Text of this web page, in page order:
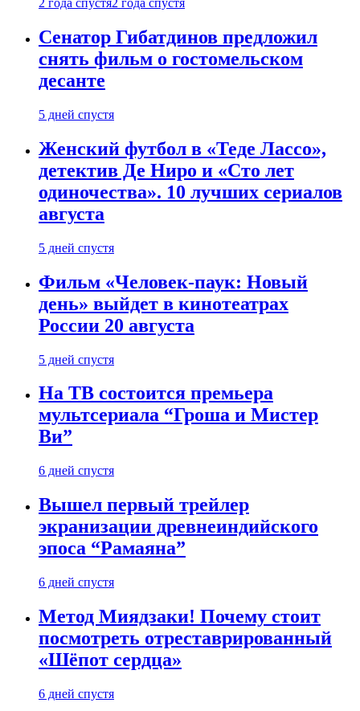
2 года спустя2 года спустя
Сенатор Гибатдинов предложил
снять фильм о гостомельском
десанте
5 дней спустя
Женский футбол в «Теде Лассо»,
детектив Де Ниро и «Сто лет
одиночества». 10 лучших сериалов
августа
5 дней спустя
Фильм «Человек-паук: Новый
день» выйдет в кинотеатрах
России 20 августа
5 дней спустя
На ТВ состоится премьера
мультсериала “Гроша и Мистер
Ви”
6 дней спустя
Вышел первый трейлер
экранизации древнеиндийского
эпоса “Рамаяна”
6 дней спустя
Метод Миядзаки! Почему стоит
посмотреть отреставрированный
«Шёпот сердца»
6 дней спустя